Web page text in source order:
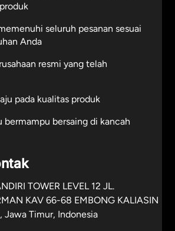
seluruh pesanan sesuai
Anda
resmi yang telah
pada kualitas produk
bermampu bersaing di kancah
TOWER LEVEL 12 JL.
KAV 66-68 EMBONG KALIASIN
Jawa Timur, Indonesia